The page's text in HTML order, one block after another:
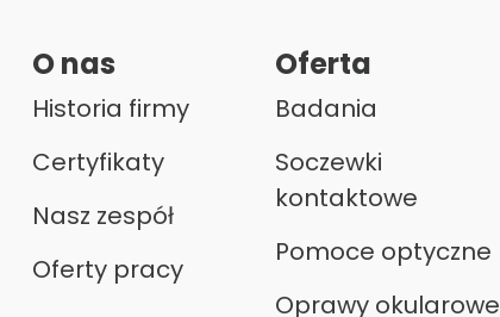
O nas
Historia firmy
Certyfikaty
Nasz zespół
Oferty pracy
Oferta
Badania
Soczewki
kontaktowe
Pomoce optyczne
Oprawy okularowe